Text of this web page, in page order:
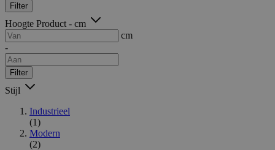
Filter
Hoogte Product - cm
cm
-
Filter
Stijl
Industrieel
(1)
Modern
(2)